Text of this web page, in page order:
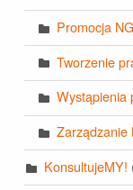
Promocja
Tworzenie
Wystąpienia
Zarządzanie
KonsultujeMY!